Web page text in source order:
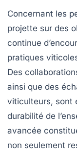
Concernant les
projette sur des
continue
pratiques
Des
ainsi que des
viticulteurs, sont
durabilité de
avancée
non seulement